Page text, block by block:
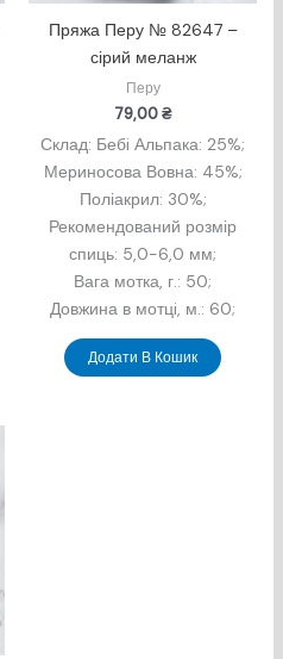
Пряжа Перу № 82647 –
сірий меланж
Перу
79,00₴
Склад: Бебi Альпака: 25%;
Мериносова Вовна: 45%;
Поліакрил: 30%;
Рекомендований розмір
спиць: 5,0-6,0 мм;
Вага мотка, г.: 50;
Довжина в мотцi, м.: 60;
Додати В Кошик